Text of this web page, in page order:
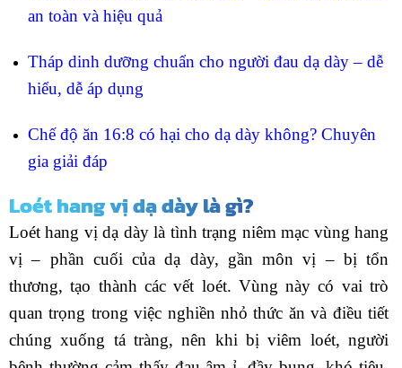
an toàn và hiệu quả
Tháp dinh dưỡng chuẩn cho người đau dạ dày – dễ
hiểu, dễ áp dụng
Chế độ ăn 16:8 có hại cho dạ dày không? Chuyên
gia giải đáp
Loét hang vị dạ dày là gì?
Loét hang vị dạ dày là tình trạng niêm mạc vùng hang
vị – phần cuối của dạ dày, gần môn vị – bị tổn
thương, tạo thành các vết loét. Vùng này có vai trò
quan trọng trong việc nghiền nhỏ thức ăn và điều tiết
chúng xuống tá tràng, nên khi bị viêm loét, người